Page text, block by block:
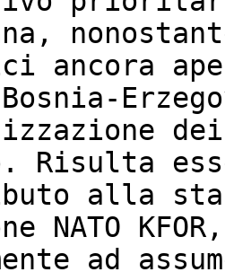
ancora
Risulta
alla
NATO
ad